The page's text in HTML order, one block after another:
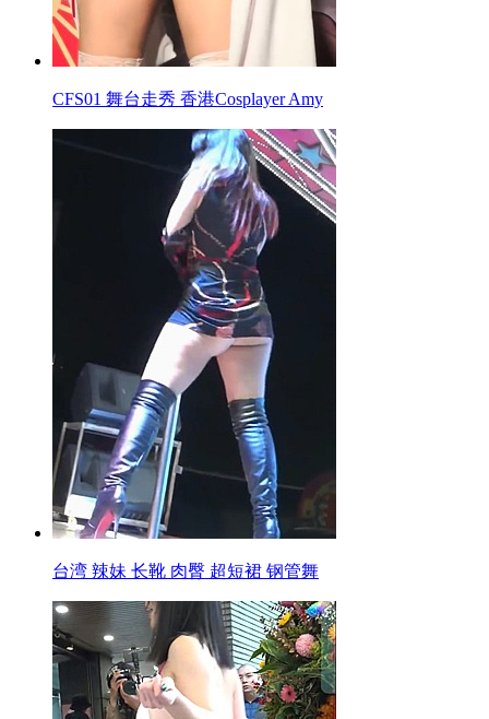
CFS01 舞台走秀 香港Cosplayer Amy
台湾 辣妹 长靴 肉臀 超短裙 钢管舞